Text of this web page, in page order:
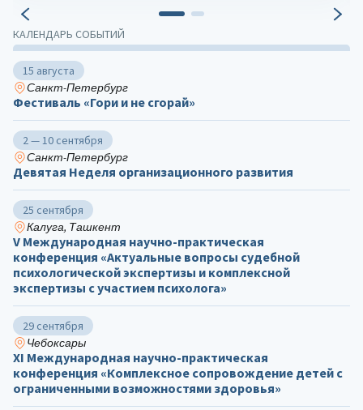
КАЛЕНДАРЬ СОБЫТИЙ
15 августа
Санкт-Петербург
Фестиваль «Гори и не сгорай»
2 — 10 сентября
Санкт-Петербург
Девятая Неделя организационного развития
25 сентября
Калуга, Ташкент
V Международная научно-практическая
конференция «Актуальные вопросы судебной
психологической экспертизы и комплексной
экспертизы с участием психолога»
29 сентября
Чебоксары
ХΙ Международная научно-практическая
конференция «Комплексное сопровождение детей с
ограниченными возможностями здоровья»